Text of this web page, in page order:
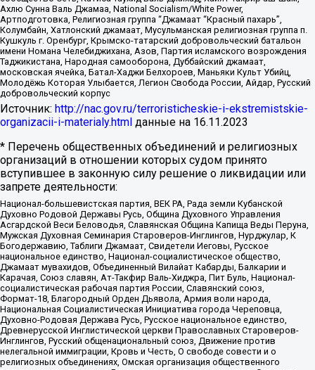
Ахлю Сунна Валь Джамаа, National Socialism/White Power,
Артподготовка, Религиозная группа “Джамаат “Красный пахарь”,
Колумбайн, Хатлонский джамаат, Мусульманская религиозная группа п.
Кушкуль г. Оренбург, Крымско-татарский добровольческий батальон
имени Номана Челебиджихана, Азов, Партия исламского возрождения
Таджикистана, Народная самооборона, Дуббайский джамаат,
московская ячейка, Батал-Хаджи Белхороев, Маньяки Культ Убийц,
Молодёжь Которая Улыбается, Легион Свобода России, Айдар, Русский
добровольческий корпус
Источник: http://nac.gov.ru/terroristicheskie-i-ekstremistskie-
organizacii-i-materialy.html данные на 16.11.2023
* Перечень общественных объединений и религиозных
организаций в отношении которых судом принято
вступившее в законную силу решение о ликвидации или
запрете деятельности:
Национал-большевистская партия, ВЕК РА, Рада земли Кубанской
Духовно Родовой Державы Русь, Община Духовного Управления
Асгардской Веси Беловодья, Славянская Община Капища Веды Перуна,
Мужская Духовная Семинария Староверов-Инглингов, Нурджулар, К
Богодержавию, Таблиги Джамаат, Свидетели Иеговы, Русское
национальное единство, Национал-социалистическое общество,
Джамаат мувахидов, Объединенный Вилайат Кабарды, Балкарии и
Карачая, Союз славян, Ат-Такфир Валь-Хиджра, Пит Буль, Национал-
социалистическая рабочая партия России, Славянский союз,
Формат-18, Благородный Орден Дьявола, Армия воли народа,
Национальная Социалистическая Инициатива города Череповца,
Духовно-Родовая Держава Русь, Русское национальное единство,
Древнерусской Инглистической церкви Православных Староверов-
Инглингов, Русский общенациональный союз, Движение против
нелегальной иммиграции, Кровь и Честь, О свободе совести и о
религиозных объединениях, Омская организация общественного